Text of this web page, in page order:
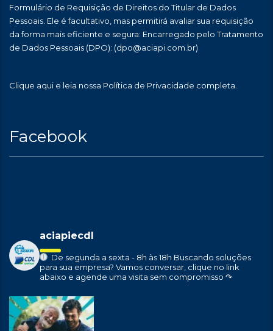
Formulário de Requisição de Direitos do Titular de Dados
Pessoais. Ele é facultativo, mas permitirá avaliar sua requisição
da forma mais eficiente e segura: Encarregado pelo Tratamento
de Dados Pessoais (DPO): (dpo@aciapi.com.br)
Clique aqui e leia nossa Política de Privacidade completa.
Facebook
aciapiecdl
De segunda a sexta - 8h às 18h Buscando soluções
para sua empresa? Vamos conversar, clique no link
abaixo e agende uma visita sem compromisso ↷